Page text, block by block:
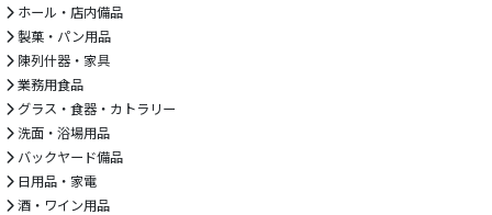
ホール・店内備品
製菓・パン用品
陳列什器・家具
業務用食品
グラス・食器・カトラリー
洗面・浴場用品
バックヤード備品
日用品・家電
酒・ワイン用品